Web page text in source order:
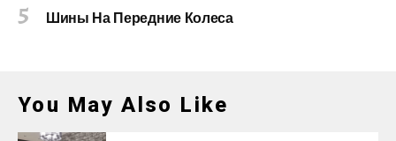
Шины На Передние Колеса
You May Also Like